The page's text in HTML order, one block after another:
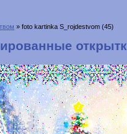
» foto kartinka S_rojdestvom (45)